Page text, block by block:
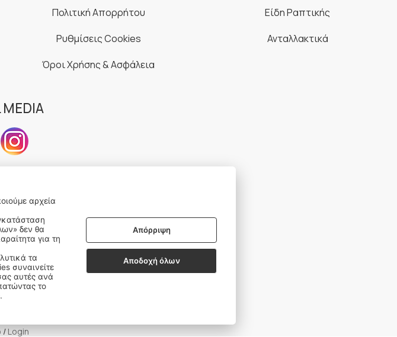
Πολιτική Απορρήτου
Ρυθμίσεις Cookies
Όροι Χρήσης & Ασφάλεια
Είδη Ραπτικής
Ανταλλακτικά
Newsletter
κάρτες:
/ Login
αρχεία
δεν θα
για τη
τα
συναινείτε
αυτές ανά
το
Απόρριψη
Αποδοχή όλων